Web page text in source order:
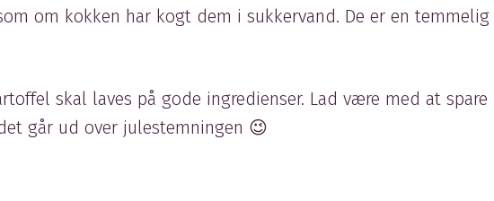
om kokken har kogt dem i sukkervand. De er en temmelig
skal laves på gode ingredienser. Lad være med at spare
går ud over julestemningen 😉